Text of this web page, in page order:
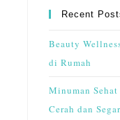
Recent
Beauty
di Rumah
Minuman
Cerah dan Segar